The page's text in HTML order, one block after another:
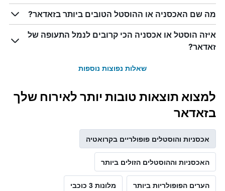
מה שם האכסניה או ההוסטל הטובים ביותר בזאדאר?
איזה הוסטל או אכסניה הכי קרובים לנמל התעופה של
זאדאר?
שאלות נפוצות נוספות
למצוא תוצאות טובות יותר לאירוח שלך
בזאדאר
אכסניות והוסטלים פופולריים בקרואטיה
האכסניות וההוסטלים הזולים ביותר
הערים הפופולריות ביותר מלונות 3 כוכבי